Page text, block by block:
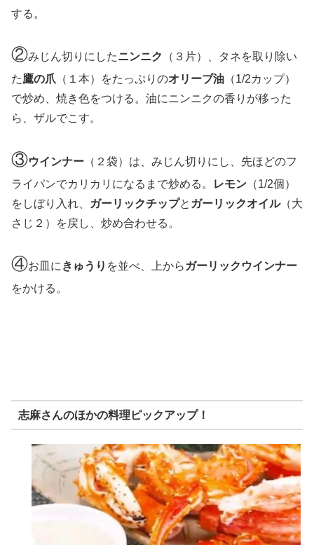
する。
②みじん切りにしたニンニク
（３片）、タネを取り除い
た鷹の爪 （１本）をたっぷりのオリーブ油 （1/2カップ）
で炒め、焼き色をつける。油にニンニクの香りが移った
ら、ザルでこす。
③ウインナー （２袋）は、みじん切りにし、先ほどのフ
ライパンでカリカリになるまで炒める。
レモン （1/2個）
をしぼり入れ、
ガーリックチップと ガーリックオイル（大
さじ２）を戻し、炒め合わせる。
④お皿に きゅうり を並べ、上から ガーリックウインナー
をかける。
志麻さんのほかの料理ピックアップ！